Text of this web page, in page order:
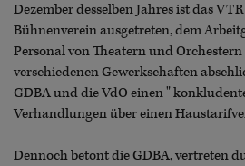
Dezember desselben Jahres ist das
Bühnenverein ausgetreten, dem
Personal von Theatern und
verschiedenen Gewerkschaften
GDBA und die VdO einen "
Verhandlungen über einen
Dennoch betont die GDBA, vertreten